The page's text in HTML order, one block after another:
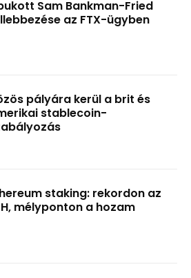
Sam Bankman-Fried
az FTX-ügyben
pályára kerül a brit és
stablecoin-
staking: rekordon az
mélyponton a hozam